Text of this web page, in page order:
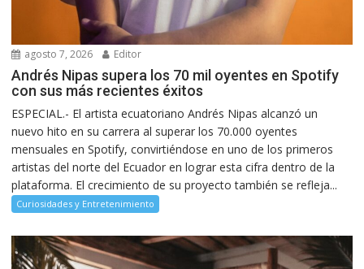
agosto 7, 2026 Editor
Andrés Nipas supera los 70 mil oyentes en Spotify
con sus más recientes éxitos
ESPECIAL.- El artista ecuatoriano Andrés Nipas alcanzó un
nuevo hito en su carrera al superar los 70.000 oyentes
mensuales en Spotify, convirtiéndose en uno de los primeros
artistas del norte del Ecuador en lograr esta cifra dentro de la
plataforma. El crecimiento de su proyecto también se refleja...
Curiosidades y Entretenimiento